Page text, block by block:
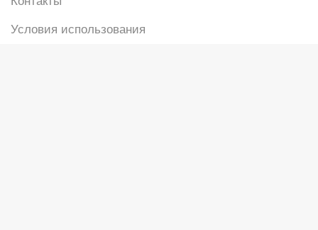
Условия использования